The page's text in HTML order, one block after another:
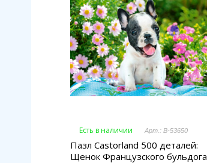
Есть в наличии Арт.: B-53650
Пазл Castorland 500 деталей:
Щенок Французского бульдога